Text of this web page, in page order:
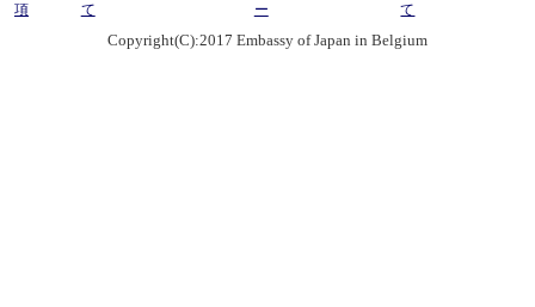
項
て
ー
て
Copyright(C):2017 Embassy of Japan in Belgium